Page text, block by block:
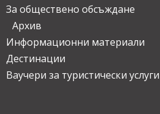
За обществено обсъждане
Архив
Информационни материали
Дестинации
Ваучери за туристически услуги